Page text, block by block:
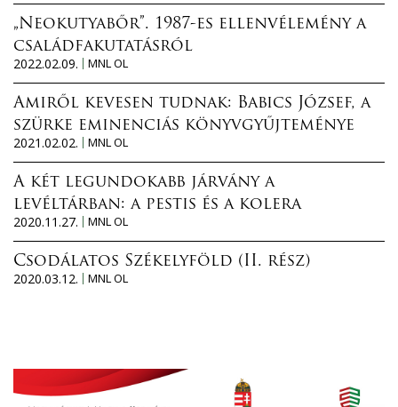
„Neokutyabőr”. 1987-es ellenvélemény a
családfakutatásról
2022.02.09.
MNL OL
Amiről kevesen tudnak: Babics József, a
szürke eminenciás könyvgyűjteménye
2021.02.02.
MNL OL
A két legundokabb járvány a
levéltárban: a pestis és a kolera
2020.11.27.
MNL OL
Csodálatos Székelyföld (II. rész)
2020.03.12.
MNL OL